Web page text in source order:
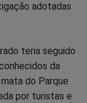
adotadas
teria seguido
da
do Parque
por turistas e